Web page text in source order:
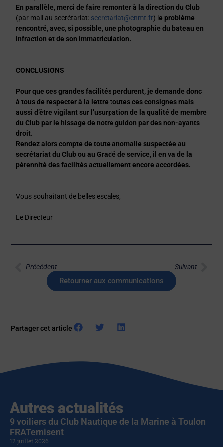
En parallèle, merci de faire remonter à la direction du Club
(par mail au secrétariat: secretariat@cnmt.fr) le problème
rencontré, avec, si possible, une photographie du bateau en
infraction et de son immatriculation.
CONCLUSIONS
Pour que ces grandes facilités perdurent, je demande donc
à tous de respecter à la lettre toutes ces consignes mais
aussi d’être vigilant sur l’usurpation de la qualité de membre
du Club par le hissage de notre guidon par des non-ayants
droit.
Rendez alors compte de toute anomalie suspectée au
secrétariat du Club ou au Gradé de service, il en va de la
pérennité des facilités actuellement encore accordées.
Vous souhaitant de belles escales,
Le Directeur
Précédent Suivant
Retourner aux communications
Partager cet article
Autres actualités
9 voiliers du Club Nautique de la Marine à Toulon
FRATernisent
12 juillet 2026